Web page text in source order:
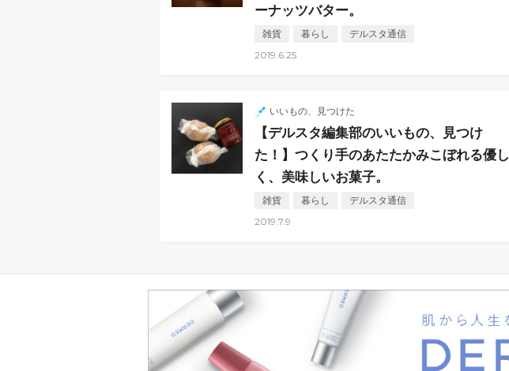
ーナッツバター。
雑貨 暮らし
デルスタ通信
2019.6.25
いいもの、見つけた
【デルスタ編集部のいいもの、見つけ
た！】つくり手のあたたかみこぼれる優し
く、美味しいお菓子。
雑貨 暮らし
デルスタ通信
2019.7.9